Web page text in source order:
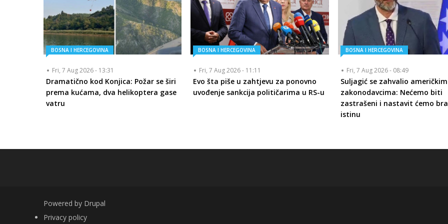
BOSNA I HERCEGOVINA
Fri, 7 Aug 2026 - 13:31
Dramatično kod Konjica: Požar se širi
prema kućama, dva helikoptera gase
vatru
BOSNA I HERCEGOVINA
Fri, 7 Aug 2026 - 11:11
Evo šta piše u zahtjevu za ponovno
uvođenje sankcija političarima u RS-u
BOSNA I HERCEGOVINA
Fri, 7 Aug 2026 - 08:49
Suljagić se zahvalio američkim
zakonodavcima: Nećemo biti
zastrašeni i nastavit ćemo
istinu
Powered by Drupal
FOOTER
Privacy policy